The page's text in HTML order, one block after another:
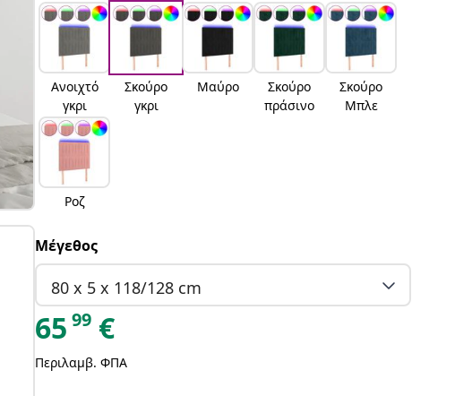
Ανοιχτό
γκρι
Σκούρο
γκρι
Μαύρο
Σκούρο
πράσινο
Σκούρο
Μπλε
Ροζ
Μέγεθος
80 x 5 x 118/128 cm
65 99 €
Περιλαμβ. ΦΠΑ